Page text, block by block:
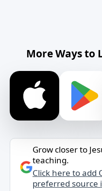
More Ways to
Grow closer to
teaching.
Click here to add
preferred source